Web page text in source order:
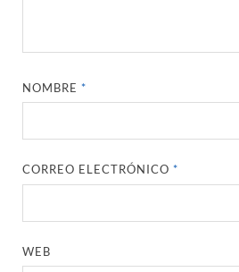
NOMBRE*
CORREO ELECTRÓNICO*
WEB